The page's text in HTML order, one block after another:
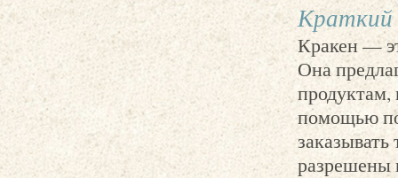
Краткий
Кракен —
Она
помощью
разрешены